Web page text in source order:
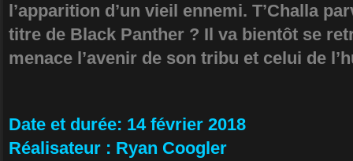
l’apparition d’un vieil ennemi. T’Challa
titre de Black Panther ? Il va bientôt se
menace l’avenir de son tribu et celui de
Da­te et durée: 14 février 2018
Ré­alisateur : Ryan Coogler